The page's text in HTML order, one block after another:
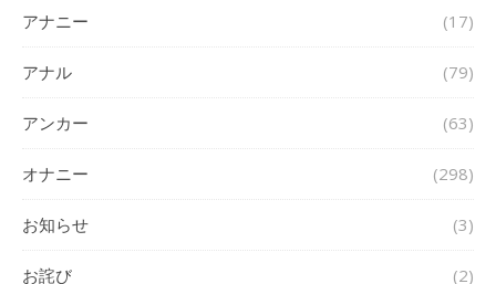
アナニー (17)
アナル (79)
アンカー (63)
オナニー (298)
お知らせ (3)
お詫び (2)